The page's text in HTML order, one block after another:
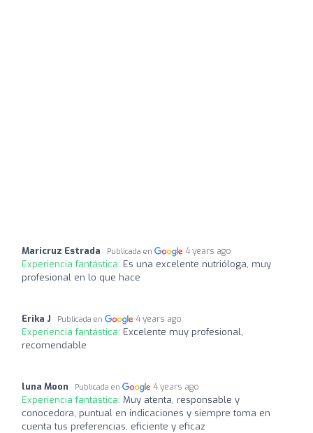
Maricruz Estrada Publicada en 4 years ago
Experiencia fantástica: Es una excelente nutrióloga, muy
profesional en lo que hace
Erika J Publicada en 4 years ago
Experiencia fantástica: Excelente muy profesional,
recomendable
luna Moon Publicada en 4 years ago
Experiencia fantástica: Muy atenta, responsable y
conocedora, puntual en indicaciones y siempre toma en
cuenta tus preferencias, eficiente y eficaz